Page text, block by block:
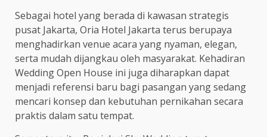
Sebagai hotel yang berada di kawasan strategis
pusat Jakarta, Oria Hotel Jakarta terus berupaya
menghadirkan venue acara yang nyaman, elegan,
serta mudah dijangkau oleh masyarakat. Kehadiran
Wedding Open House ini juga diharapkan dapat
menjadi referensi baru bagi pasangan yang sedang
mencari konsep dan kebutuhan pernikahan secara
praktis dalam satu tempat.